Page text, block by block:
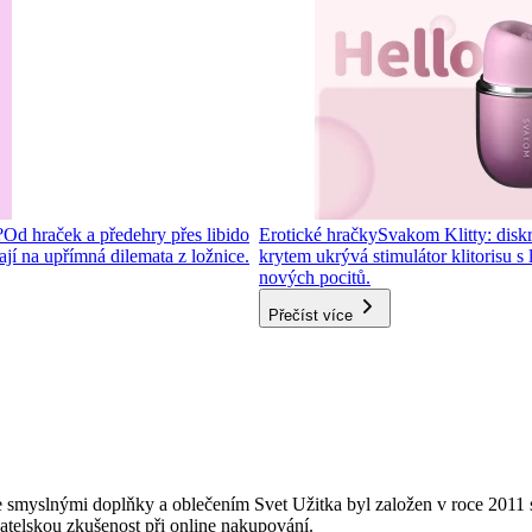
Od hraček a předehry přes libido
na upřímná dilemata z ložnice.
Erotické hračkySvakom Klitty:
krytem ukrývá stimulátor klitorisu s
nových pocitů.
Přečíst více
smyslnými doplňky a oblečením Svet Užitka byl založen v roce
zkušenost při online nakupování.